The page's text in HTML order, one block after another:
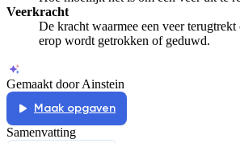
Veerkracht
De kracht waarmee een veer
erop wordt getrokken of geduwd.
Gemaakt door Ainstein
Maak opgaven
Samenvatting